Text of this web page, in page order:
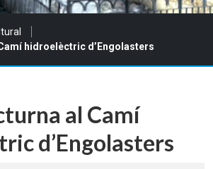
hidroelèctric d’Engolasters
al Camí
d’Engolasters